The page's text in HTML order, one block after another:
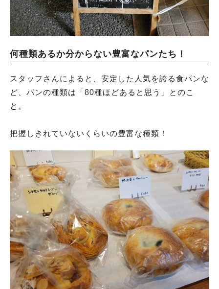
何種類あるか分からない豊富なパンたち！
スタッフさんによると、安定した人気を誇る食パンな
ど、パンの種類は「80種ほどあると思う」とのこ
と。
把握しきれていないくらいの豊富な種類！